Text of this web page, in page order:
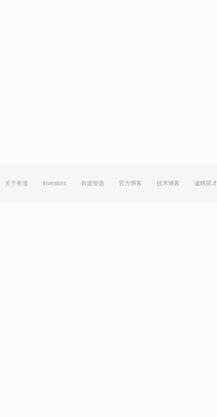
关于有道 Investors 有道智选 官方博客 技术博客 诚聘英才